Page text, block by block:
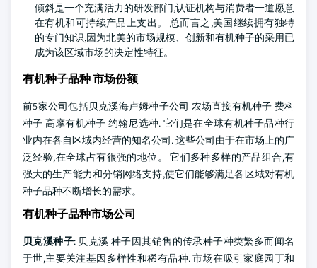
倾斜是一个充满活力的研发部门,认证机构与消费者一道愿意
在有机和可持续产品上支出。 总而言之,美国继续拥有独特
的专门知识,因为北美的市场规模、创新和有机种子的采用已
成为该区域市场的决定性特征。
有机种子品种 市场份额
前5家公司包括贝克溪海卢姆种子公司 农场直接有机种子 费科
种子 高摩有机种子 约翰尼选种. 它们是在全球有机种子品种行
业内在各自区域内经营的知名公司. 这些公司由于在市场上的广
泛经验,在全球占有很强的地位。 它们多种多样的产品组合,有
强大的生产能力和分销网络支持,使它们能够满足各区域对有机
种子品种不断增长的需求。
有机种子品种市场公司
贝克溪种子: 贝克溪 种子因其销售的传承种子种类繁多而闻名
于世,主要关注基因多样性和稀有品种. 市场在吸引家庭园丁和